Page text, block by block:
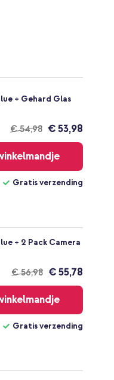
+ Gehard Glas
€ 54,98
Gratis
verzending
€ 53,98
Gratis verzending
+ 2 Pack Camera
€ 56,98
Gratis
verzending
€ 55,78
Gratis verzending